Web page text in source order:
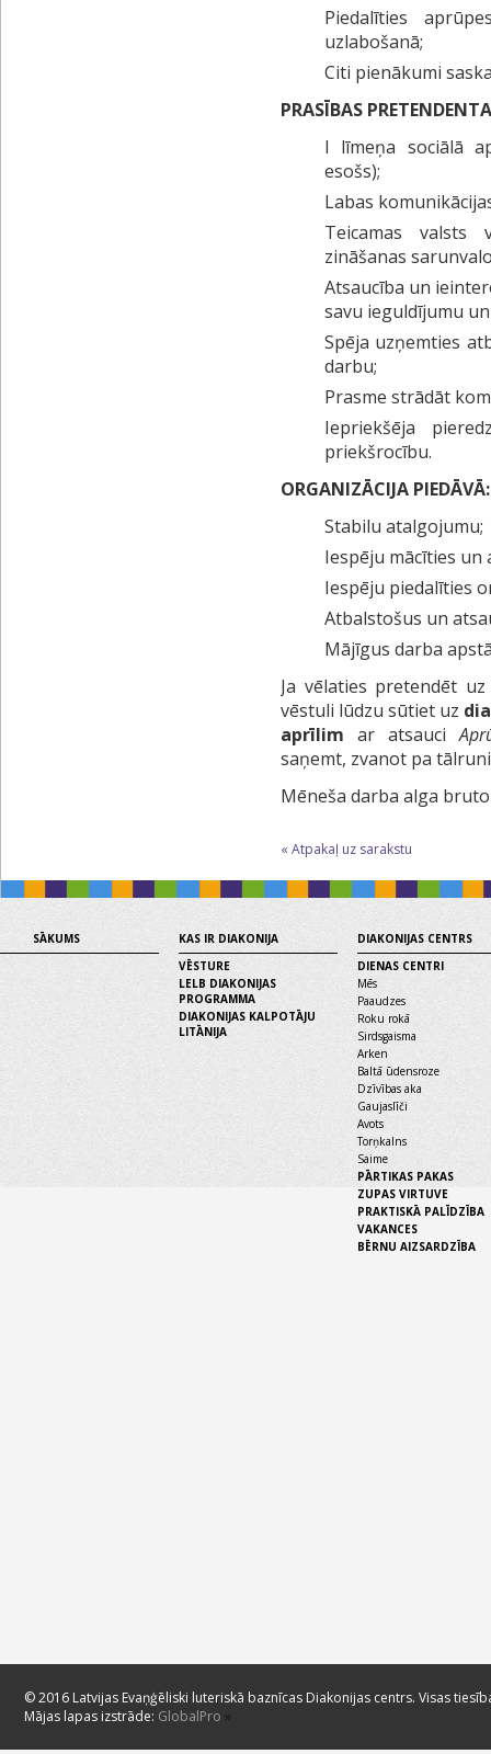
Piedalīties
uzlabošanā;
Citi pienākumi
PRASĪBAS
I līmeņa sociālā
esošs);
Labas
Teicamas valsts
zināšanas
Atsaucība un
savu ieguldījumu
Spēja uzņemties
darbu;
Prasme strādāt
Iepriekšēja
priekšrocību.
ORGANIZĀCIJA PIEDĀVĀ:
Stabilu atalgojumu;
Iespēju mācīties un
Iespēju piedalīties
Atbalstošus un
Mājīgus darba
Ja vēlaties pretendēt
vēstuli lūdzu sūtiet uz
aprīlim ar atsauci
saņemt, zvanot pa
Mēneša darba alga
« Atpakaļ uz sarakstu
SĀKUMS
KAS IR DIAKONIJA
VĒSTURE
LELB DIAKONIJAS
PROGRAMMA
DIAKONIJAS KALPOTĀJU
LITĀNIJA
DIAKONIJAS CENTRS
DIENAS CENTRI
Mēs
Paaudzes
Roku rokā
Sirdsgaisma
Arken
Baltā ūdensroze
Dzīvības aka
Gaujaslīči
Avots
Torņkalns
Saime
PĀRTIKAS PAKAS
ZUPAS VIRTUVE
PRAKTISKĀ PALĪDZĪBA
VAKANCES
BĒRNU AIZSARDZĪBA
© 2016 Latvijas Evaņģēliski luteriskā baznīcas Diakonijas centrs. Visas
Mājas lapas izstrāde: GlobalPro »